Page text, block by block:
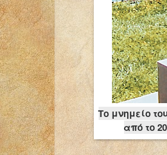
Το μνημείο
από το